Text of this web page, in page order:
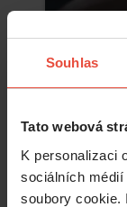
Souhlas
Tato webová
K personalizaci
sociálních
soubory cookie.